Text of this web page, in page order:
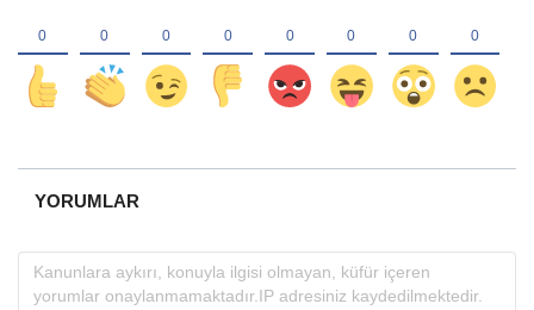
YORUMLAR